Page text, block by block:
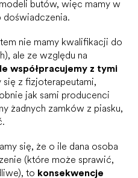
butów, więc mamy w
nie mamy kwalifikacji do
ale ze względu na
współpracujemy z tymi
się z fizjoterapeutami,
jak sami producenci
żadnych zamków z piasku,
się, że o ile dana osoba
(które może sprawić,
to konsekwencje